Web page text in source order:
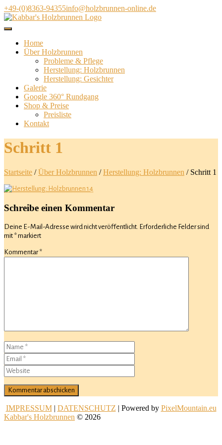
Direkt
zum
Inhalt
+49-(0)8363-94355info@holzbrunnen-online.de
Home
Über Holzbrunnen
Probleme & Pflege
Herstellung: Holzbrunnen
Herstellung: Gesichter
Galerie
Google 360° Rundgang
Shop & Preise
Preisliste
Kontakt
Schritt 1
Startseite / Über Holzbrunnen / Herstellung: Holzbrunnen / Schritt 1
Schreibe einen Kommentar
Deine E-Mail-Adresse wird nicht veröffentlicht. Erforderliche Felder sind
mit *markiert
Kommentar*
IMPRESSUM| DATENSCHUTZ | Powered by PixelMountain.eu
Kabbar's Holzbrunnen © 2026